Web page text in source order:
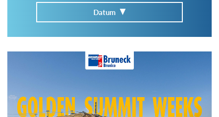
Datum
Im Tourenarchiv suchen